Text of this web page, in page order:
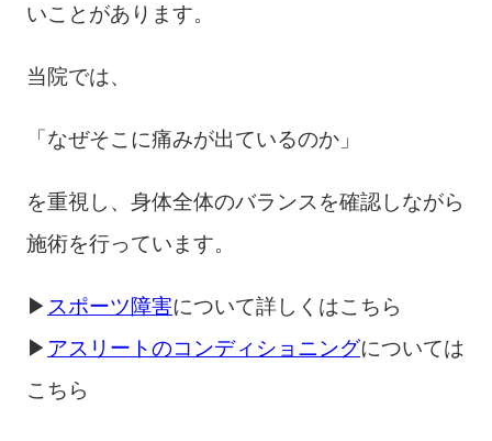
いことがあります。
当院では、
「なぜそこに痛みが出ているのか」
を重視し、身体全体のバランスを確認しながら
施術を行っています。
▶ スポーツ障害について詳しくはこちら
▶ アスリートのコンディショニングについては
こちら